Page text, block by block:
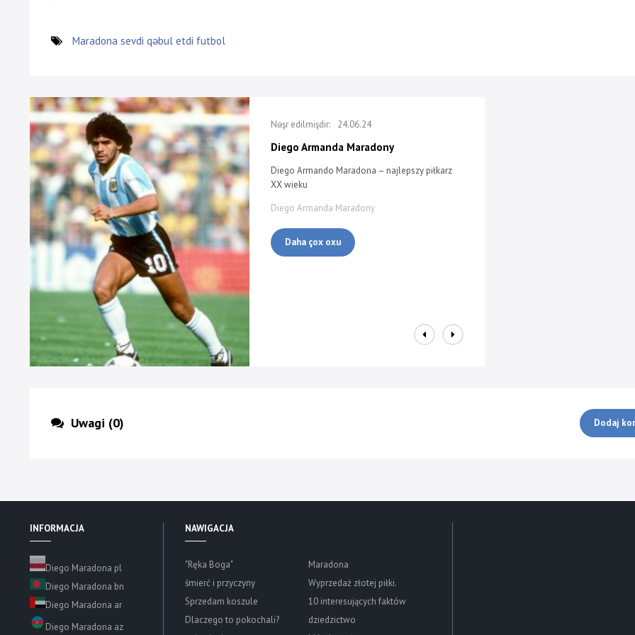
Maradona sevdi qəbul etdi futbol
24.06.24
Diego Armanda Maradony
Diego Armando Maradona – najlepszy piłkarz
XX wieku
Diego Armanda Maradony
Daha çox oxu
Uwagi (0) Dodaj
INFORMACJA
Diego Maradona pl
Diego Maradona bn
Diego Maradona ar
Diego Maradona az
NAWIGACJA
"Ręka Boga"
Maradona
śmierć i przyczyny
Wyprzedaż złotej piłki.
Sprzedam koszule
10 interesujących faktów
Dlaczego to pokochali?
dziedzictwo